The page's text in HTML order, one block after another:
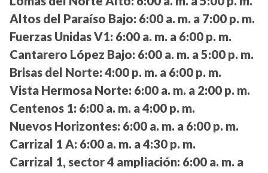
Altos del Paraíso Bajo: 6:00 a. m. a 7:00 p. m.
Fuerzas Unidas V1: 6:00 a. m. a 6:00 p. m.
Cantarero López Bajo: 6:00 a. m. a 5:00 p. m.
Brisas del Norte: 4:00 p. m. a 6:00 p. m.
Vista Hermosa Norte: 6:00 a. m. a 2:00 p. m.
Centenos 1: 6:00 a. m. a 4:00 p. m.
Nuevos Horizontes: 6:00 a. m. a 6:00 p. m.
Carrizal 1 A: 6:00 a. m. a 4:30 p. m.
Carrizal 1, sector 4 ampliación: 6:00 a. m. a